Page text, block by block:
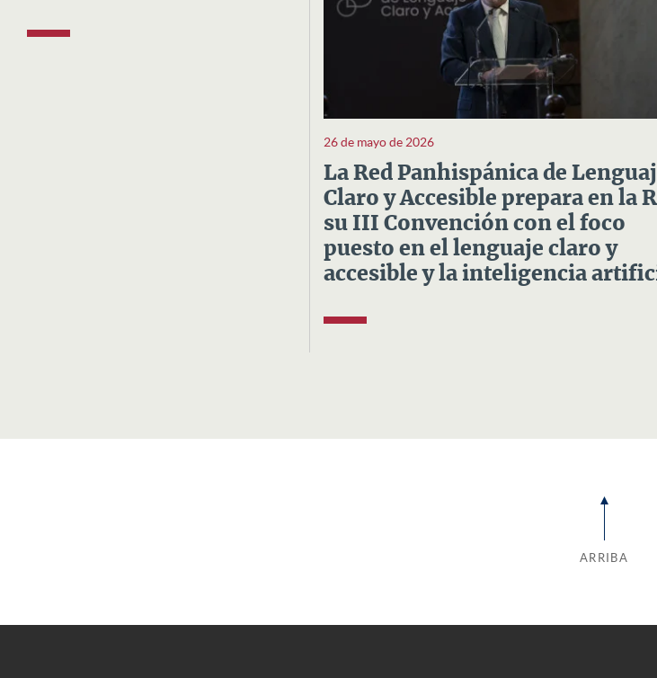
26 de mayo de 2026
La Red Panhispánica de
Claro y Accesible prepara en la
su III Convención con el foco
puesto en el lenguaje claro y
accesible y la inteligencia
ARRIBA